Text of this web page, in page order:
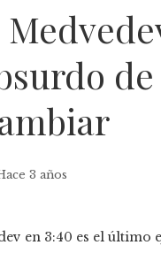
3 años